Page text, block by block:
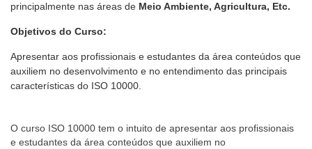
principalmente nas áreas de Meio Ambiente, Agricultura, Etc.
Objetivos do Curso:
Apresentar aos profissionais e estudantes da área conteúdos que
auxiliem no desenvolvimento e no entendimento das principais
características do ISO 10000.
O curso ISO 10000 tem o intuito de apresentar aos profissionais
e estudantes da área conteúdos que auxiliem no